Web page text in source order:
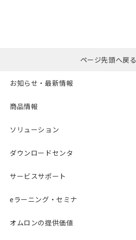
括ダウンロード
ページ先頭へ戻る
お知らせ・最新情報
商品情報
ソリューション
ダウンロードセンタ
サービスサポート
eラーニング・セミナ
オムロンの提供価値